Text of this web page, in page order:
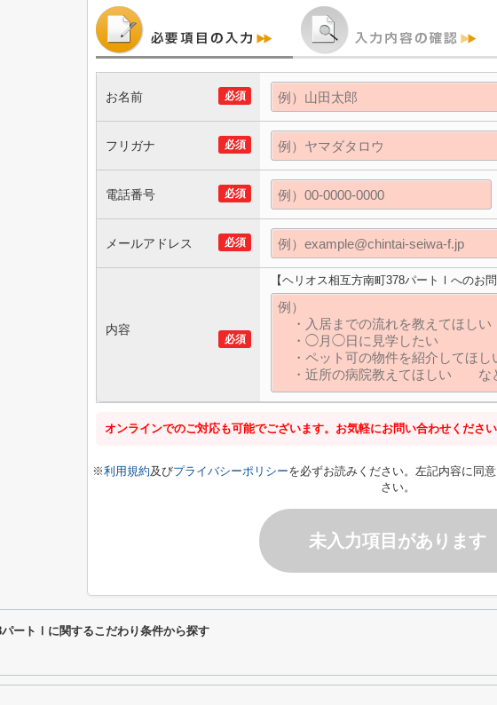
必須
お名前
必須
フリガナ
必須
電話番号
必須
メールアドレス
必須
内容
【ヘリオス相互方南町378パートⅠへのお問
オンラインでのご対応も可能でございます。お気軽にお問い合わせください
※利用規約及びプライバシーポリシーを必ずお読みください。左記内容に同
さい。
未入力項目があります
ートⅠに関するこだわり条件から探す